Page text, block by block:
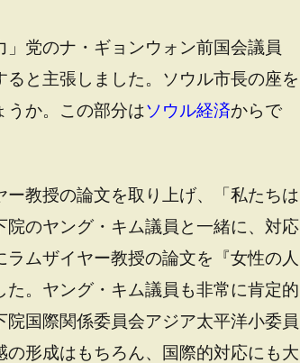
党のナ・ギョンウォン前国会議員
と主張しました。ソウル市長の座を
うか。この部分はソウル経済からで
教授の論文を取り上げ、「私たちは
のヤング・キム議員と一緒に、対応
ムザイヤー教授の論文を『女性の人
。ヤング・キム議員も非常に肯定的
国際関係委員会アジア太平洋小委員
形成はもちろん、国際的対応にも大